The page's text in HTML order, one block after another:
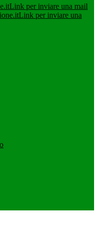
Link per inviare una mail
Link per inviare una